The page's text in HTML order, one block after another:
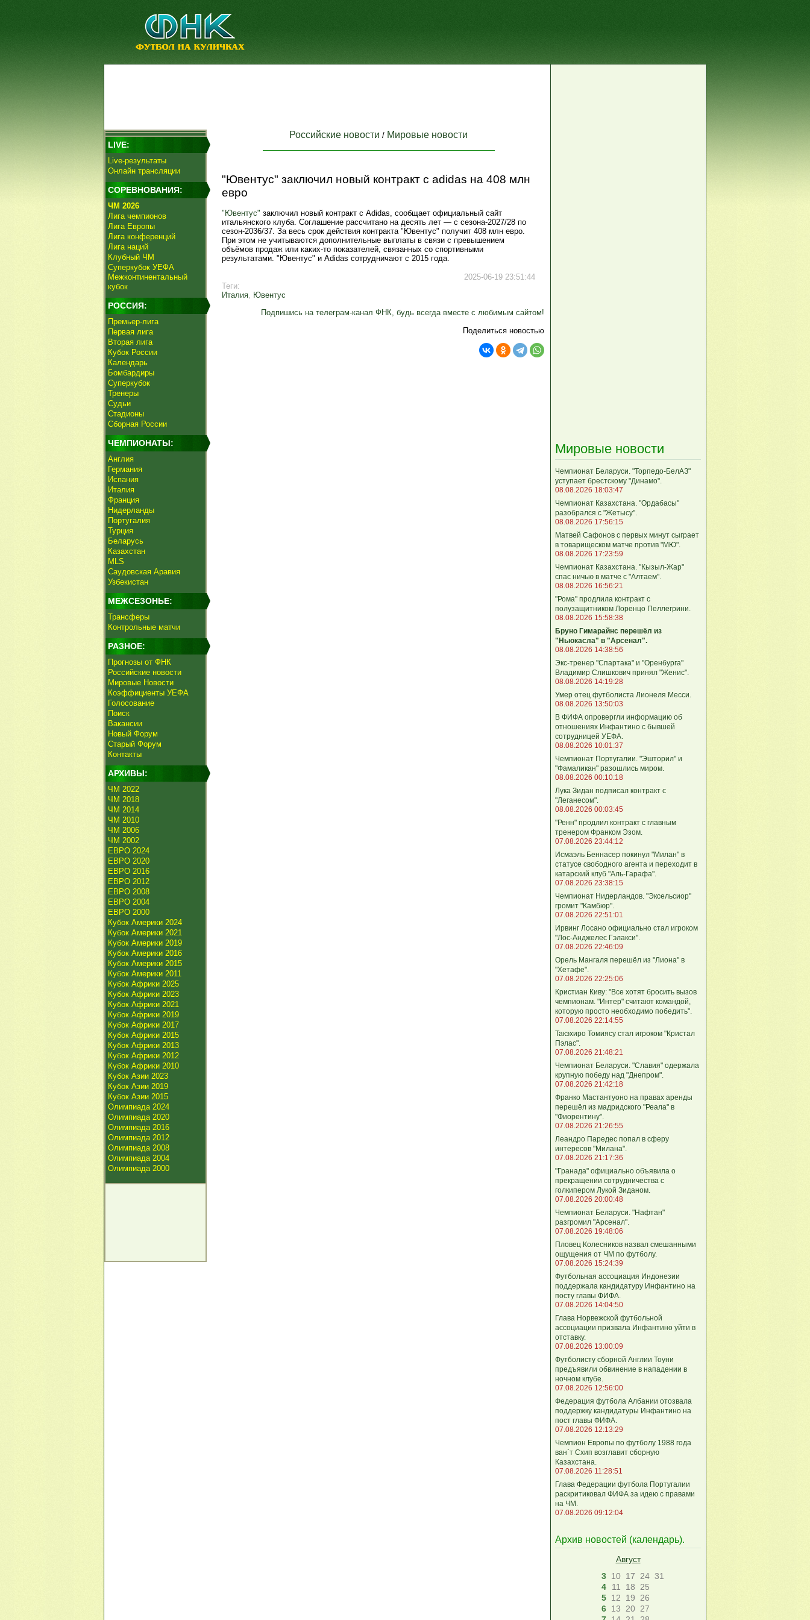
LIVE:
Live-результаты
Онлайн трансляции
СОРЕВНОВАНИЯ:
ЧМ 2026
Лига чемпионов
Лига Европы
Лига конференций
Лига наций
Клубный ЧМ
Суперкубок УЕФА
Межконтинентальный
кубок
РОССИЯ:
Премьер-лига
Первая лига
Вторая лига
Кубок России
Календарь
Бомбардиры
Суперкубок
Тренеры
Судьи
Стадионы
Сборная России
ЧЕМПИОНАТЫ:
Англия
Германия
Испания
Италия
Франция
Нидерланды
Португалия
Турция
Беларусь
Казахстан
MLS
Саудовская Аравия
Узбекистан
МЕЖСЕЗОНЬЕ:
Трансферы
Контрольные матчи
РАЗНОЕ:
Прогнозы от ФНК
Российские новости
Мировые Новости
Коэффициенты УЕФА
Голосование
Поиск
Вакансии
Новый Форум
Старый Форум
Контакты
АРХИВЫ:
ЧМ 2022
ЧМ 2018
ЧМ 2014
ЧМ 2010
ЧМ 2006
ЧМ 2002
ЕВРО 2024
ЕВРО 2020
ЕВРО 2016
ЕВРО 2012
ЕВРО 2008
ЕВРО 2004
ЕВРО 2000
Кубок Америки 2024
Кубок Америки 2021
Кубок Америки 2019
Кубок Америки 2016
Кубок Америки 2015
Кубок Америки 2011
Кубок Африки 2025
Кубок Африки 2023
Кубок Африки 2021
Кубок Африки 2019
Кубок Африки 2017
Кубок Африки 2015
Кубок Африки 2013
Кубок Африки 2012
Кубок Африки 2010
Кубок Азии 2023
Кубок Азии 2019
Кубок Азии 2015
Олимпиада 2024
Олимпиада 2020
Олимпиада 2016
Олимпиада 2012
Олимпиада 2008
Олимпиада 2004
Олимпиада 2000
Российские новости / Мировые новости
"Ювентус" заключил новый контракт с adidas на 408 млн
евро
"Ювентус" заключил новый контракт с Adidas, сообщает официальный сайт
итальянского клуба. Соглашение рассчитано на десять лет — с сезона-2027/28 по
сезон-2036/37. За весь срок действия контракта "Ювентус" получит 408 млн евро.
При этом не учитываются дополнительные выплаты в связи с превышением
объёмов продаж или каких-то показателей, связанных со спортивными
результатами. "Ювентус" и Adidas сотрудничают с 2015 года.
2025-06-19 23:51:44
Теги:
Италия, Ювентус
Подпишись на телеграм-канал ФНК, будь всегда вместе с любимым сайтом!
Поделиться новостью
Мировые новости
Чемпионат Беларуси. "Торпедо-БелАЗ"
уступает брестскому "Динамо".
08.08.2026 18:03:47
Чемпионат Казахстана. "Ордабасы"
разобрался с "Жетысу".
08.08.2026 17:56:15
Матвей Сафонов с первых минут сыграет
в товарищеском матче против "МЮ".
08.08.2026 17:23:59
Чемпионат Казахстана. "Кызыл-Жар"
спас ничью в матче с "Алтаем".
08.08.2026 16:56:21
"Рома" продлила контракт с
полузащитником Лоренцо Пеллегрини.
08.08.2026 15:58:38
Бруно Гимарайнс перешёл из
"Ньюкасла" в "Арсенал".
08.08.2026 14:38:56
Экс-тренер "Спартака" и "Оренбурга"
Владимир Слишкович принял "Женис".
08.08.2026 14:19:28
Умер отец футболиста Лионеля Месси.
08.08.2026 13:50:03
В ФИФА опровергли информацию об
отношениях Инфантино с бывшей
сотрудницей УЕФА.
08.08.2026 10:01:37
Чемпионат Португалии. "Эшторил" и
"Фамаликан" разошлись миром.
08.08.2026 00:10:18
Лука Зидан подписал контракт с
"Леганесом".
08.08.2026 00:03:45
"Ренн" продлил контракт с главным
тренером Франком Эзом.
07.08.2026 23:44:12
Исмаэль Беннасер покинул "Милан" в
статусе свободного агента и переходит в
катарский клуб "Аль-Гарафа".
07.08.2026 23:38:15
Чемпионат Нидерландов. "Эксельсиор"
громит "Камбюр".
07.08.2026 22:51:01
Ирвинг Лосано официально стал игроком
"Лос-Анджелес Гэлакси".
07.08.2026 22:46:09
Орель Мангаля перешёл из "Лиона" в
"Хетафе".
07.08.2026 22:25:06
Кристиан Киву: "Все хотят бросить вызов
чемпионам. "Интер" считают командой,
которую просто необходимо победить".
07.08.2026 22:14:55
Такэхиро Томиясу стал игроком "Кристал
Пэлас".
07.08.2026 21:48:21
Чемпионат Беларуси. "Славия" одержала
крупную победу над "Днепром".
07.08.2026 21:42:18
Франко Мастантуоно на правах аренды
перешёл из мадридского "Реала" в
"Фиорентину".
07.08.2026 21:26:55
Леандро Паредес попал в сферу
интересов "Милана".
07.08.2026 21:17:36
"Гранада" официально объявила о
прекращении сотрудничества с
голкипером Лукой Зиданом.
07.08.2026 20:00:48
Чемпионат Беларуси. "Нафтан"
разгромил "Арсенал".
07.08.2026 19:48:06
Пловец Колесников назвал смешанными
ощущения от ЧМ по футболу.
07.08.2026 15:24:39
Футбольная ассоциация Индонезии
поддержала кандидатуру Инфантино на
посту главы ФИФА.
07.08.2026 14:04:50
Глава Норвежской футбольной
ассоциации призвала Инфантино уйти в
отставку.
07.08.2026 13:00:09
Футболисту сборной Англии Тоуни
предъявили обвинение в нападении в
ночном клубе.
07.08.2026 12:56:00
Федерация футбола Албании отозвала
поддержку кандидатуры Инфантино на
пост главы ФИФА.
07.08.2026 12:13:29
Чемпион Европы по футболу 1988 года
ван`т Схип возглавит сборную
Казахстана.
07.08.2026 11:28:51
Глава Федерации футбола Португалии
раскритиковал ФИФА за идею с правами
на ЧМ.
07.08.2026 09:12:04
Архив новостей (календарь).
Август
3 10 17 24 31
4
11 18
25
5 12 19
26
6 13 20 27